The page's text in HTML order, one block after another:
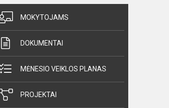
MOKYTOJAMS
DOKUMENTAI
MĖNESIO VEIKLOS PLANAS
PROJEKTAI